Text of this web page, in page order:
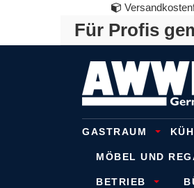
Für Profis
GASTRAUM
MÖBEL UND
BETRIEB